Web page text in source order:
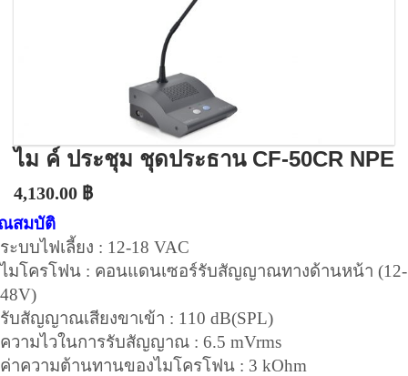
ไม ค์ ประชุม ชุดประธาน CF-50CR NPE
4,130.00 ฿
สมบัติ
ระบบไฟเลี้ยง : 12-18 VAC
ไมโครโฟน : คอนแดนเซอร์รับสัญญาณทางด้านหน้า (12-
48V)
รับสัญญาณเสียงขาเข้า : 110 dB(SPL)
ความไวในการรับสัญญาณ : 6.5 mVrms
ค่าความต้านทานของไมโครโฟน : 3 kOhm